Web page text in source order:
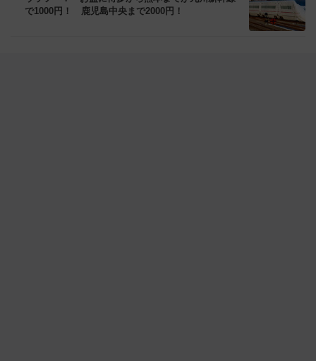
で1000円！ 鹿児島中央まで2000円！